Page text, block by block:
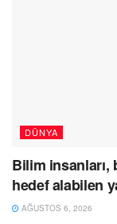
DÜNYA
Bilim
hedef alabilen
AĞUSTOS 6, 2026